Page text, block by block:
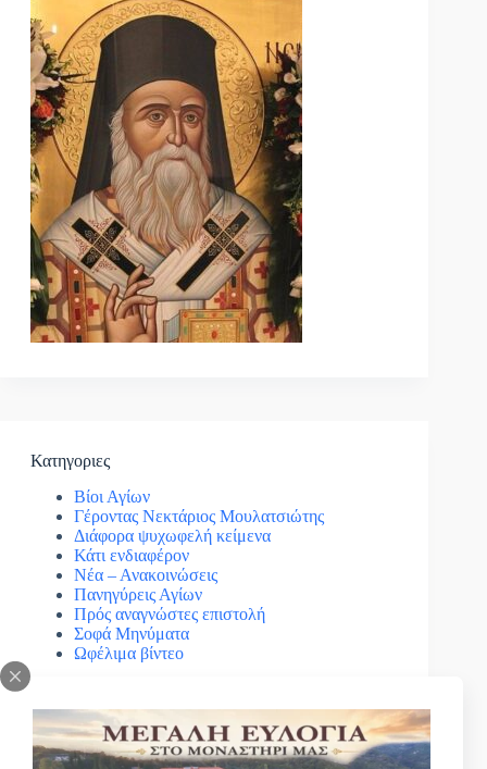
Κατηγοριες
Βίοι Αγίων
Γέροντας Νεκτάριος Μουλατσιώτης
Διάφορα ψυχωφελή κείμενα
Κάτι ενδιαφέρον
Νέα – Ανακοινώσεις
Πανηγύρεις Αγίων
Πρός αναγνώστες επιστολή
Σοφά Μηνύματα
Ωφέλιμα βίντεο